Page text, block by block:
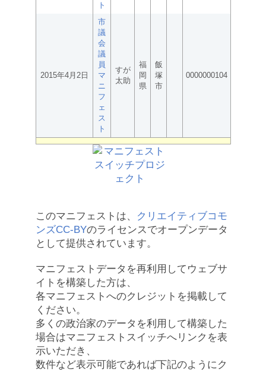
ト
2015年4月2日
市
議
会
議
員
マ
ニ
フ
ェ
ス
ト
すが
太助
福
岡
県
飯
塚
市
0000000104
このマニフェストは、
クリエイティブコモ
ンズCC-BYのライセンスでオープンデータ
として提供されています。
マニフェストデータを再利用してウェブサ
イトを構築した方は、
各マニフェストへのクレジットを掲載して
ください。
多くの政治家のデータを利用して構築した
場合はマニフェストスイッチへリンクを表
示いただき、
数件など表示可能であれば下記のようにク